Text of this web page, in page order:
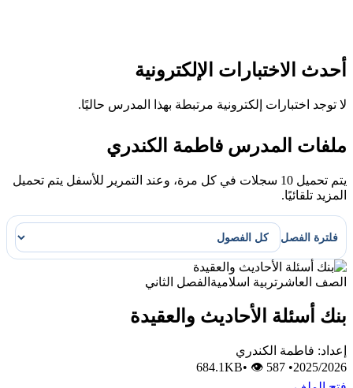
أحدث الاختبارات الإلكترونية
لا توجد اختبارات إلكترونية مرتبطة بهذا المدرس حاليًا.
ملفات المدرس فاطمة الكندري
يتم تحميل 10 سجلات في كل مرة، وعند التمرير للأسفل يتم تحميل
المزيد تلقائيًا.
فلترة الفصل
الصف العاشر تربية اسلاميةالفصل الثاني
بنك أسئلة الأحاديث والعقيدة
إعداد: فاطمة الكندري
2025/2026
•
684.1KB
• 👁 587